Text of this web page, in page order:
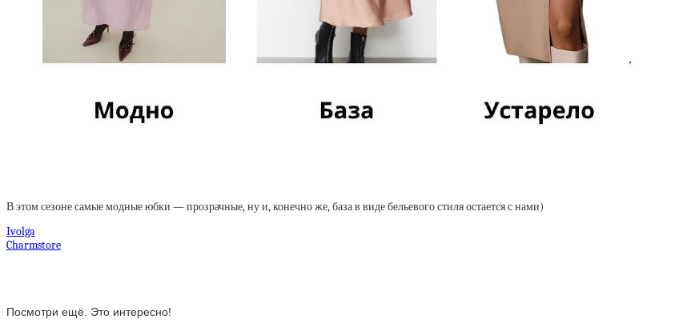
В этом сезоне самые модные юбки — прозрачные, ну и, конечно же, база в виде бельевого стиля остается с нами)
Ivolga
Charmstore
Посмотри ещё. Это интересно!